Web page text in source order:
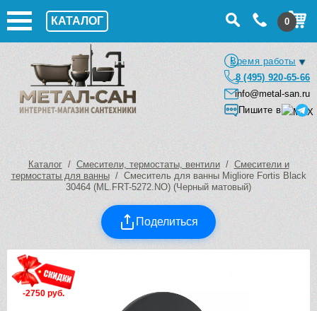
КАТАЛОГ 0
Время работы
8 (495) 920-65-66
info@metal-san.ru
Пишите в
Каталог/ Смесители, термостаты, вентили/ Смесители и
термостаты для ванны/ Смеситель для ванны Migliore Fortis Black
30464 (ML.FRT-5272.NO) (Черный матовый)
Поделиться
-2750 руб.